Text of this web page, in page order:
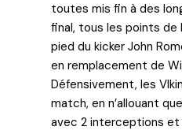
toutes mis fin à des
final, tous les points de
pied du kicker John
en remplacement de
Défensivement, les
match, en n’allouant
avec 2 interceptions et